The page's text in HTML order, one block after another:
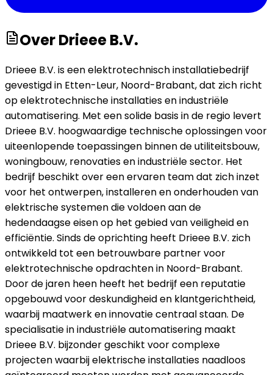
OverDrieee B.V.
Drieee B.V. is een elektrotechnisch installatiebedrijf
gevestigd in Etten-Leur, Noord-Brabant, dat zich richt
op elektrotechnische installaties en industriële
automatisering. Met een solide basis in de regio levert
Drieee B.V. hoogwaardige technische oplossingen voor
uiteenlopende toepassingen binnen de utiliteitsbouw,
woningbouw, renovaties en industriële sector. Het
bedrijf beschikt over een ervaren team dat zich inzet
voor het ontwerpen, installeren en onderhouden van
elektrische systemen die voldoen aan de
hedendaagse eisen op het gebied van veiligheid en
efficiëntie. Sinds de oprichting heeft Drieee B.V. zich
ontwikkeld tot een betrouwbare partner voor
elektrotechnische opdrachten in Noord-Brabant.
Door de jaren heen heeft het bedrijf een reputatie
opgebouwd voor deskundigheid en klantgerichtheid,
waarbij maatwerk en innovatie centraal staan. De
specialisatie in industriële automatisering maakt
Drieee B.V. bijzonder geschikt voor complexe
projecten waarbij elektrische installaties naadloos